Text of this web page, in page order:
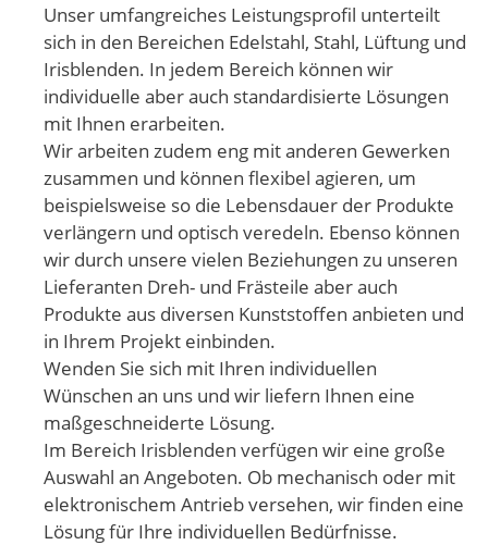
Unser umfangreiches Leistungsprofil unterteilt
sich in den Bereichen Edelstahl, Stahl, Lüftung und
Irisblenden. In jedem Bereich können wir
individuelle aber auch standardisierte Lösungen
mit Ihnen erarbeiten.
Wir arbeiten zudem eng mit anderen Gewerken
zusammen und können flexibel agieren, um
beispielsweise so die Lebensdauer der Produkte
verlängern und optisch veredeln. Ebenso können
wir durch unsere vielen Beziehungen zu unseren
Lieferanten Dreh- und Frästeile aber auch
Produkte aus diversen Kunststoffen anbieten und
in Ihrem Projekt einbinden.
Wenden Sie sich mit Ihren individuellen
Wünschen an uns und wir liefern Ihnen eine
maßgeschneiderte Lösung.
Im Bereich Irisblenden verfügen wir eine große
Auswahl an Angeboten. Ob mechanisch oder mit
elektronischem Antrieb versehen, wir finden eine
Lösung für Ihre individuellen Bedürfnisse.